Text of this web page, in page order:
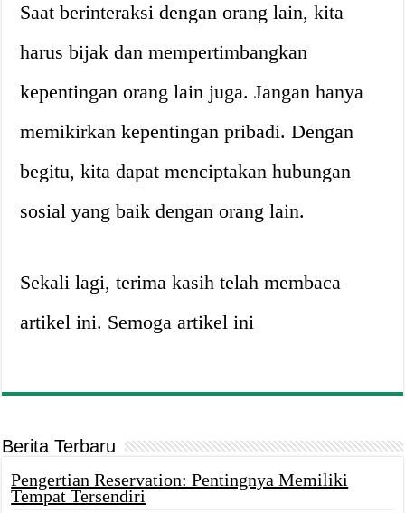
Saat berinteraksi dengan orang lain, kita
harus bijak dan mempertimbangkan
kepentingan orang lain juga. Jangan hanya
memikirkan kepentingan pribadi. Dengan
begitu, kita dapat menciptakan hubungan
sosial yang baik dengan orang lain.
Sekali lagi, terima kasih telah membaca
artikel ini. Semoga artikel ini
Berita Terbaru
Pengertian Reservation: Pentingnya Memiliki
Tempat Tersendiri